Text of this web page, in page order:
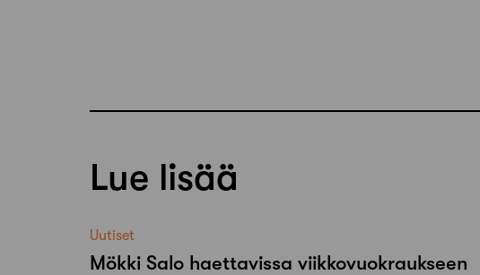
Lue lisää
Uutiset
Mökki Salo haettavissa viikkovuokraukseen